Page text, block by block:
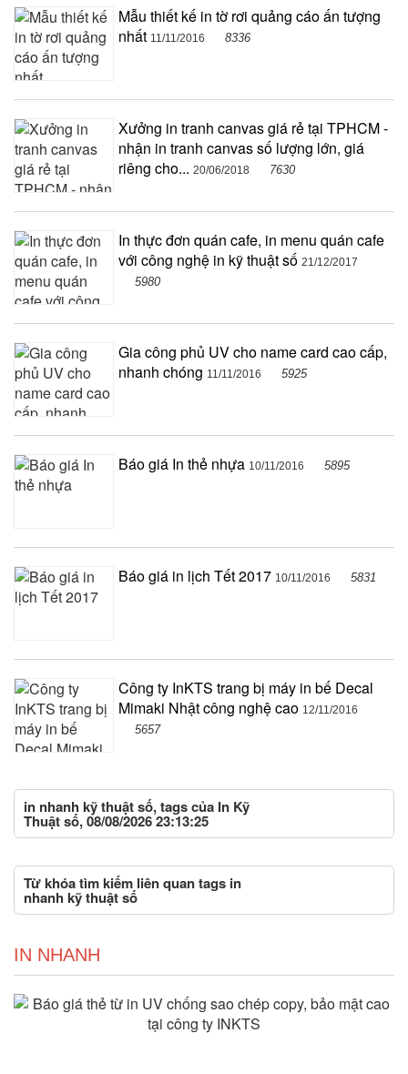
Mẫu thiết kế in tờ rơi quảng cáo ấn tượng
nhất 11/11/2016 8336
Xưởng in tranh canvas giá rẻ tại TPHCM -
nhận in tranh canvas số lượng lớn, giá
riêng cho... 20/06/2018 7630
In thực đơn quán cafe, in menu quán cafe
với công nghệ in kỹ thuật số 21/12/2017
5980
Gia công phủ UV cho name card cao cấp,
nhanh chóng 11/11/2016 5925
Báo giá In thẻ nhựa 10/11/2016 5895
Báo giá in lịch Tết 2017 10/11/2016 5831
Công ty InKTS trang bị máy in bế Decal
Mimaki Nhật công nghệ cao 12/11/2016
5657
in nhanh kỹ thuật số, tags của In Kỹ
Thuật số, 08/08/2026 23:13:25
Từ khóa tìm kiếm liên quan tags in
nhanh kỹ thuật số
IN NHANH